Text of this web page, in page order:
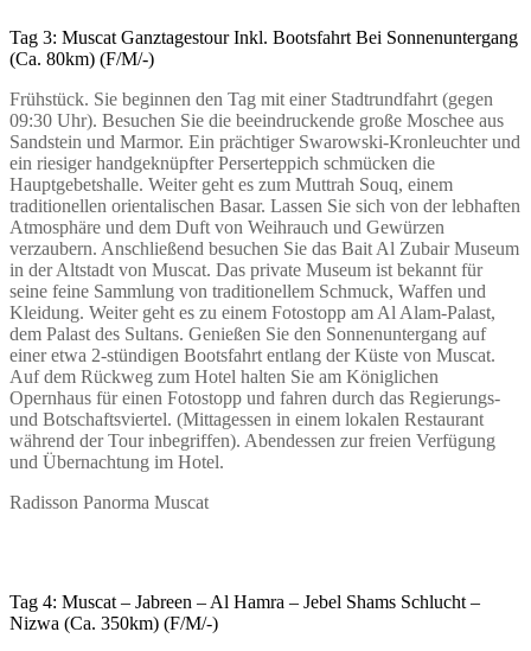
Tag 3: Muscat Ganztagestour Inkl. Bootsfahrt Bei Sonnenuntergang
(Ca. 80km) (F/M/-)
Frühstück. Sie beginnen den Tag mit einer Stadtrundfahrt (gegen
09:30 Uhr). Besuchen Sie die beeindruckende große Moschee aus
Sandstein und Marmor. Ein prächtiger Swarowski-Kronleuchter und
ein riesiger handgeknüpfter Perserteppich schmücken die
Hauptgebetshalle. Weiter geht es zum Muttrah Souq, einem
traditionellen orientalischen Basar. Lassen Sie sich von der lebhaften
Atmosphäre und dem Duft von Weihrauch und Gewürzen
verzaubern. Anschließend besuchen Sie das Bait Al Zubair Museum
in der Altstadt von Muscat. Das private Museum ist bekannt für
seine feine Sammlung von traditionellem Schmuck, Waffen und
Kleidung. Weiter geht es zu einem Fotostopp am Al Alam-Palast,
dem Palast des Sultans. Genießen Sie den Sonnenuntergang auf
einer etwa 2-stündigen Bootsfahrt entlang der Küste von Muscat.
Auf dem Rückweg zum Hotel halten Sie am Königlichen
Opernhaus für einen Fotostopp und fahren durch das Regierungs-
und Botschaftsviertel. (Mittagessen in einem lokalen Restaurant
während der Tour inbegriffen). Abendessen zur freien Verfügung
und Übernachtung im Hotel.
Radisson Panorma Muscat
Tag 4: Muscat – Jabreen – Al Hamra – Jebel Shams Schlucht –
Nizwa (Ca. 350km) (F/M/-)